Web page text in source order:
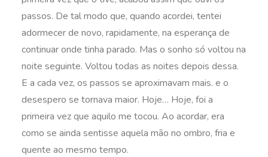
passos. De tal modo que, quando acordei, tentei
adormecer de novo, rapidamente, na esperança de
continuar onde tinha parado. Mas o sonho só voltou na
noite seguinte. Voltou todas as noites depois dessa.
E a cada vez, os passos se aproximavam mais. e o
desespero se tornava maior. Hoje… Hoje, foi a
primeira vez que aquilo me tocou. Ao acordar, era
como se ainda sentisse aquela mão no ombro, fria e
quente ao mesmo tempo.